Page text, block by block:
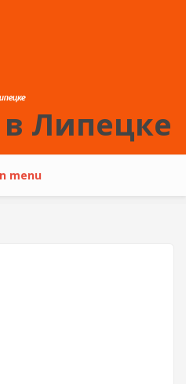
Липецке
menu